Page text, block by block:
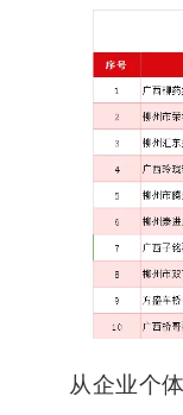
从企业个